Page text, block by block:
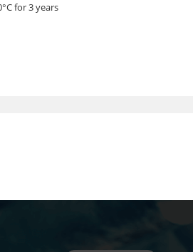
for 3 years